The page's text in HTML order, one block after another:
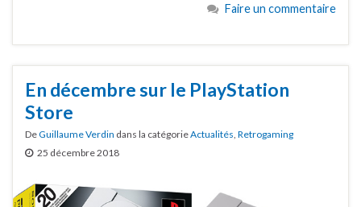
Faire un commentaire
En décembre sur le PlayStation
Store
DeGuillaume Verdin dans la catégorieActualités, Retrogaming
25 décembre 2018